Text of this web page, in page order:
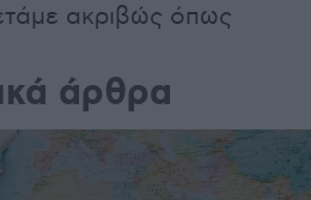
ακριβώς όπως
άρθρα